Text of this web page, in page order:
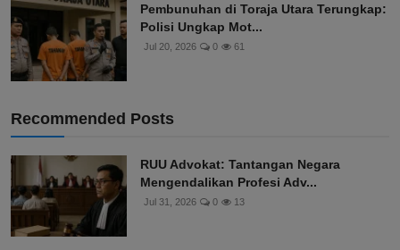
Pembunuhan di Toraja Utara Terungkap:
Polisi Ungkap Mot...
Jul 20, 2026 0 61
Recommended Posts
RUU Advokat: Tantangan Negara
Mengendalikan Profesi Adv...
Jul 31, 2026 0 13